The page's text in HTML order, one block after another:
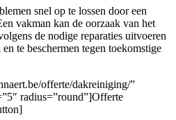
snel op te lossen door een
vakman kan de oorzaak van het
de nodige reparaties uitvoeren
te beschermen tegen toekomstige
offerte/dakreiniging/”
radius=”round”]Offerte